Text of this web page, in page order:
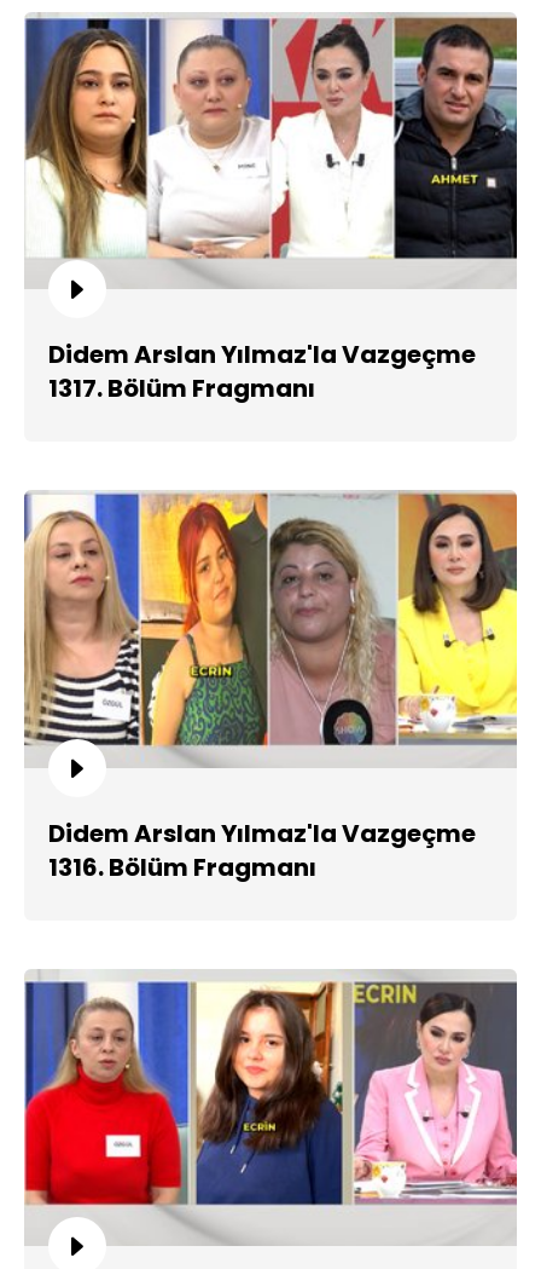
Didem Arslan Yılmaz'la Vazgeçme
1317. Bölüm Fragmanı
Didem Arslan Yılmaz'la Vazgeçme
1316. Bölüm Fragmanı